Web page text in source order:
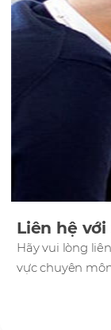
Liên hệ
Hãy vui lòng
vực chuyên